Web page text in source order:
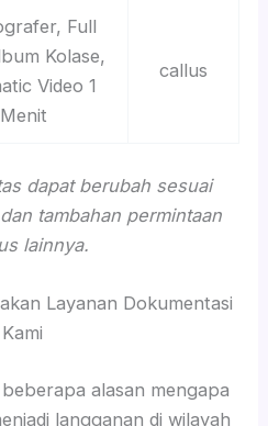
Full
Kolase,
Video 1
Menit
callus
dapat berubah sesuai
tambahan permintaan
lainnya.
Layanan Dokumentasi
Kami
alasan mengapa
langganan di wilayah